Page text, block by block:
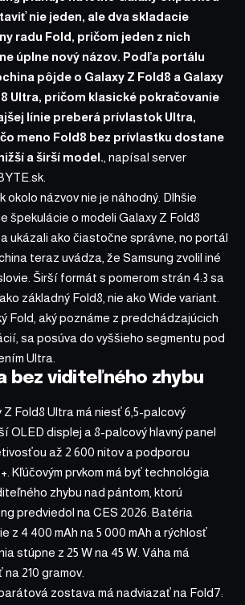
nie jeden, ale dva skladacie
radu Fold, pričom jeden z nich
úplne nový názov. Podľa portálu
pôjde o Galaxy Z Fold8 a Galaxy
Ultra, pričom klasické pokračovanie
línie preberá prívlastok Ultra,
meno Fold8 bez prívlastku dostane
a širší model. napísal server
okolo názvov nie je náhodný. Dlhšie
špekulácie o modeli Galaxy Z Fold8
ukázali ako čiastočne správne, no portál
teraz uvádza, že Samsung zvolil iné
Širší formát s pomerom strán 4:3 sa
základný Fold8, nie ako Wide variant.
Fold, aký poznáme z predchádzajúcich
sa posúva do vyššieho segmentu pod
Ultra.
bez viditeľného zhybu
Z Fold8 Ultra má niesť 6,5-palcový
OLED displej a 8-palcový hlavný panel
až 2 600 nitov a podporou
Kľúčovým prvkom má byť technológia
zhybu nad pántom, ktorú
predviedol na CES 2026. Batéria
z 4 400 mAh na 5 000 mAh a rýchlosť
stúpne z 25 W na 45 W. Váha má
na 210 gramov.
zostava má nadviazať na Fold7: